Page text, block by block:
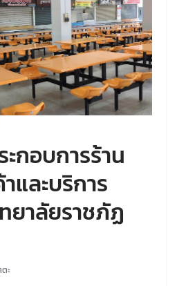
กอบการร้าน
และบริการ
ยาลัยราชภัฏ
ะ